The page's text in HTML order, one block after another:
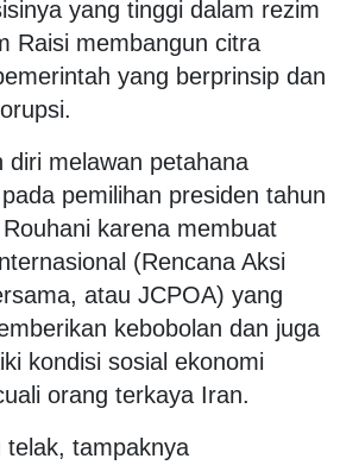
yang tinggi dalam rezim
Raisi membangun citra
yang berprinsip dan
diri melawan petahana
pemilihan presiden tahun
karena membuat
(Rencana Aksi
atau JCPOA) yang
kebobolan dan juga
kondisi sosial ekonomi
orang terkaya Iran.
telak, tampaknya